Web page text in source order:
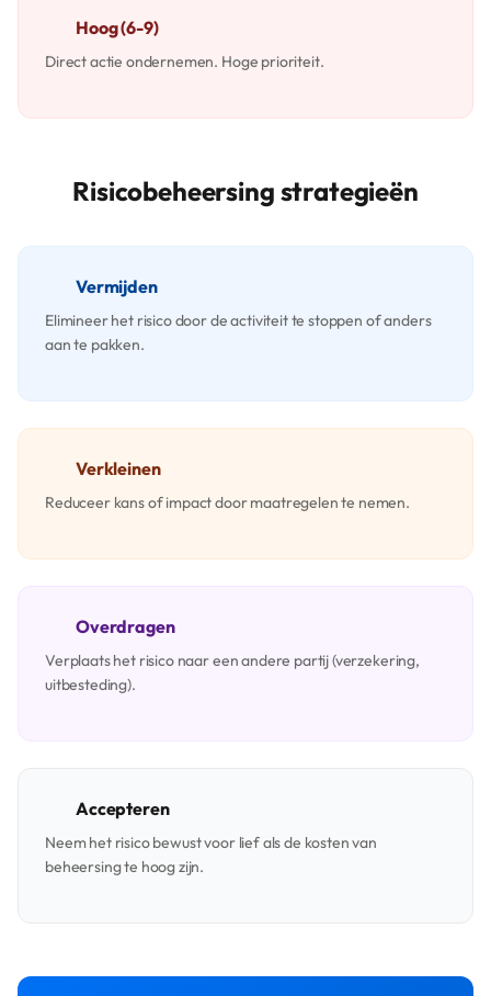
Hoog (6-9)
Direct actie ondernemen. Hoge prioriteit.
Risicobeheersing strategieën
Vermijden
Elimineer het risico door de activiteit te stoppen of anders
aan te pakken.
Verkleinen
Reduceer kans of impact door maatregelen te nemen.
Overdragen
Verplaats het risico naar een andere partij (verzekering,
uitbesteding).
Accepteren
Neem het risico bewust voor lief als de kosten van
beheersing te hoog zijn.